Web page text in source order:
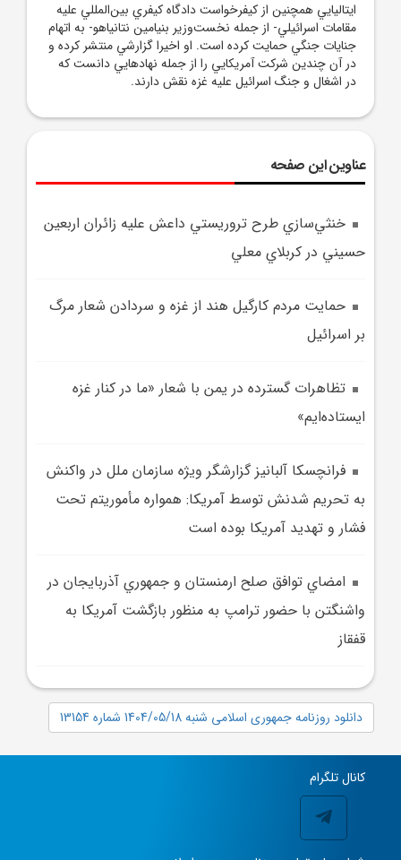
ايتاليايي همچنين از کيفرخواست دادگاه کيفري بين‌المللي عليه
مقامات اسرائيلي- از جمله نخست‌وزير بنيامين نتانياهو- به اتهام
جنايات جنگي حمايت کرده است. او اخيرا گزارشي منتشر کرده و
در آن چندين شرکت آمريکايي را از جمله نهادهايي دانست که
در اشغال و جنگ اسرائيل عليه غزه نقش دارند.
عناوین این صفحه
خنثي‌سازي طرح تروريستي داعش عليه زائران اربعين
حسيني در کربلاي معلي
حمايت مردم کارگيل هند از غزه و سردادن شعار مرگ
بر اسرائيل
تظاهرات گسترده در يمن با شعار «ما در کنار غزه
ايستاده‌ايم»
فرانچسکا آلبانيز گزارشگر ويژه سازمان ملل در واکنش
به تحريم شدنش توسط آمريکا: همواره مأموريتم تحت
فشار و تهديد آمریکا بوده است
امضاي توافق صلح ارمنستان و جمهوري آذربايجان در
واشنگتن با حضور ترامپ به منظور بازگشت آمريکا به
قفقاز
دانلود روزنامه جمهوری اسلامی شنبه 1404/05/18 شماره 13154
کانال تلگرام